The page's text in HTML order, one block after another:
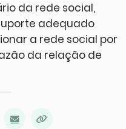
da rede social,
adequado
a rede social por
da relação de